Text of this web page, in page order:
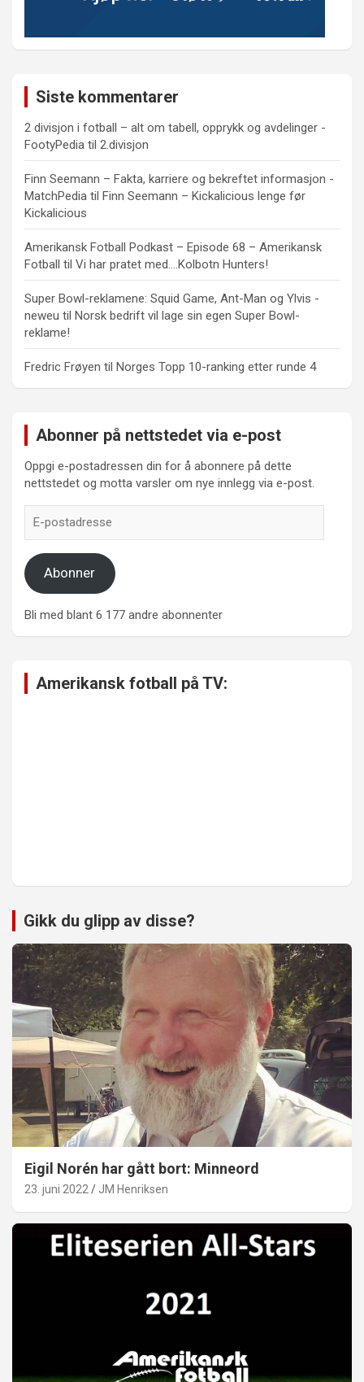
Siste kommentarer
2 divisjon i fotball – alt om tabell, opprykk og avdelinger -
FootyPedia til 2.divisjon
Finn Seemann – Fakta, karriere og bekreftet informasjon -
MatchPedia til Finn Seemann – Kickalicious lenge før
Kickalicious
Amerikansk Fotball Podkast – Episode 68 – Amerikansk
Fotball til Vi har pratet med….Kolbotn Hunters!
Super Bowl-reklamene: Squid Game, Ant-Man og Ylvis -
neweu til Norsk bedrift vil lage sin egen Super Bowl-
reklame!
Fredric Frøyen til Norges Topp 10-ranking etter runde 4
Abonner på nettstedet via e-post
Oppgi e-postadressen din for å abonnere på dette
nettstedet og motta varsler om nye innlegg via e-post.
postadresse
Abonner
Bli med blant 6 177 andre abonnenter
Amerikansk fotball på TV:
Gikk du glipp av disse?
Eigil Norén har gått bort: Minneord
23. juni 2022 JM Henriksen